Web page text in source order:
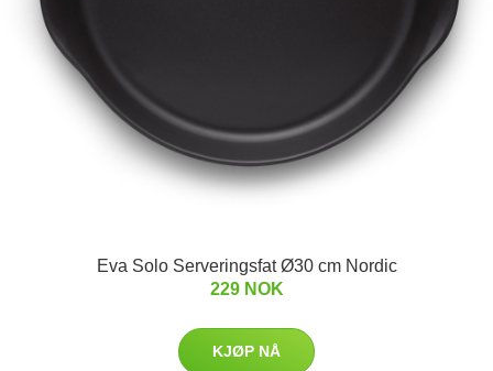
Eva Solo Serveringsfat Ø30 cm Nordic
229 NOK
KJØP NÅ